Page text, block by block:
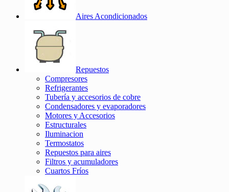
Aires Acondicionados
Repuestos
Compresores
Refrigerantes
Tubería y accesorios de cobre
Condensadores y evaporadores
Motores y Accesorios
Estructurales
Iluminacion
Termostatos
Repuestos para aires
Filtros y acumuladores
Cuartos Fríos